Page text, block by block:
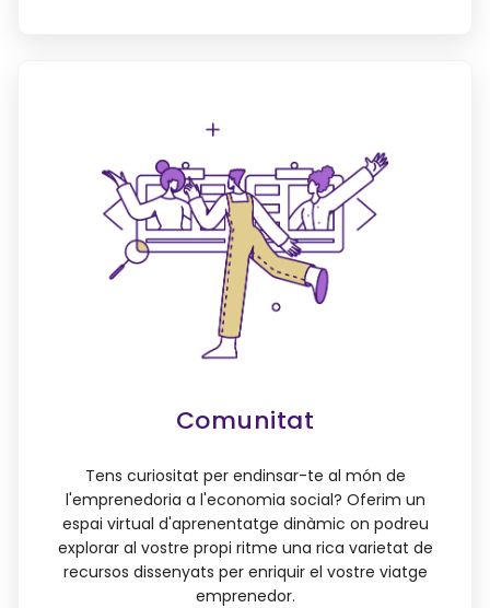
Comunitat
Tens curiositat per endinsar-te al món de
l'emprenedoria a l'economia social? Oferim un
espai virtual d'aprenentatge dinàmic on podreu
explorar al vostre propi ritme una rica varietat de
recursos dissenyats per enriquir el vostre viatge
emprenedor.